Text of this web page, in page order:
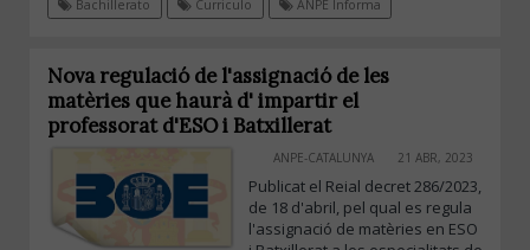
Bachillerato Curriculo ANPE Informa
Nova regulació de l'assignació de les
matèries que haurà d' impartir el
professorat d'ESO i Batxillerat
ANPE-CATALUNYA 21 ABR, 2023
Publicat el Reial decret 286/2023,
de 18 d'abril, pel qual es regula
l'assignació de matèries en ESO